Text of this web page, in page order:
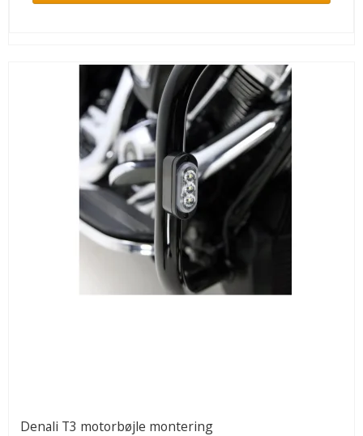
Denali T3 motorbøjle montering